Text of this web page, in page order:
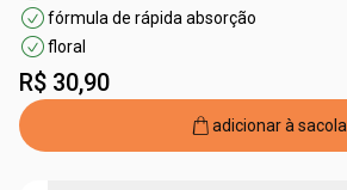
fórmula de rápida absorção
floral
R$ 30,90
adicionar à sacola